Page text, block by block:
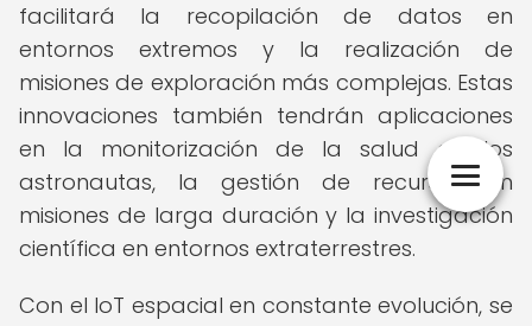
facilitará la recopilación de datos en
entornos extremos y la realización de
misiones de exploración más complejas. Estas
innovaciones también tendrán aplicaciones
en la monitorización de la salud de los
astronautas, la gestión de recursos en
misiones de larga duración y la investigación
científica en entornos extraterrestres.
Con el IoT espacial en constante evolución, se